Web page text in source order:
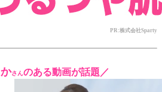
PR:株式会社Sparty​
さんのある動画が話題／